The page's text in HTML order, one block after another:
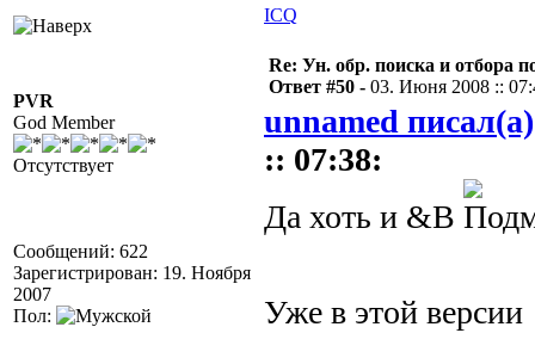
ICQ
PVR
God Member
Отсутствует
Сообщений: 622
Зарегистрирован: 19. Ноября
2007
Пол:
Re: Ун. обр. поиска и отбора
Ответ #50 - 03. Июня 2008 ::
unnamed писал(а)
:: 07:38:
Да хоть и &В
Уже в этой